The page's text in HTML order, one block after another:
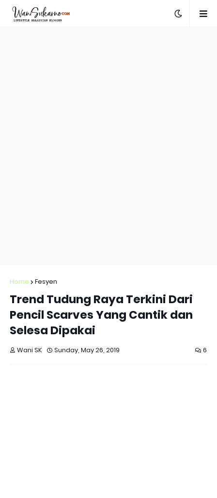
Home Fesyen
Trend Tudung Raya Terkini Dari
Pencil Scarves Yang Cantik dan
Selesa Dipakai
Wani SK Sunday, May 26, 2019 6